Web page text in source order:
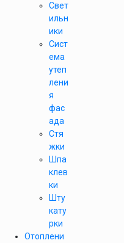
Свет
ильн
ики
Сист
ема
утеп
лени
я
фас
ада
Стя
жки
Шпа
клев
ки
Шту
кату
рки
Отоплени